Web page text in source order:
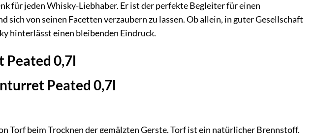
für jeden Whisky-Liebhaber. Er ist der perfekte Begleiter für einen
sich von seinen Facetten verzaubern zu lassen. Ob allein, in guter Gesellschaft
hinterlässt einen bleibenden Eindruck.
Peated 0,7l
Peated 0,7l
Torf beim Trocknen der gemälzten Gerste. Torf ist ein natürlicher Brennstoff,